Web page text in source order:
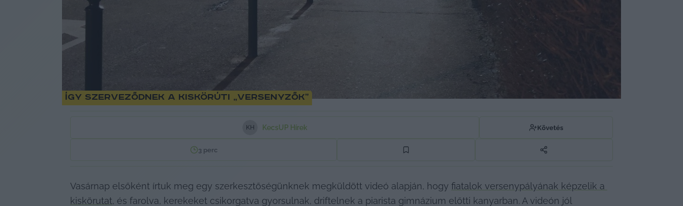
Így szerveződnek a kiskörúti „versenyzők”
K H KecsUP Hírek Követés
3 perc
Vasárnap elsőként írtuk meg egy szerkesztőségünknek megküldött videó alapján, hogy fiatalok versenypályának képzelik a
kiskörutat, és farolva, kerekeket csikorgatva gyorsulnak, driftelnek a piarista gimnázium előtti kanyarban. A videón jól